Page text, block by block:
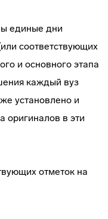
единые дни
соответствующих
и основного этапа
каждый вуз
установлено и
оригиналов в эти
отметок на